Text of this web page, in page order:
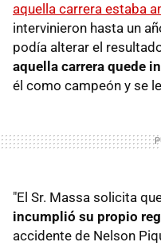
aquella carrera estaba
intervinieron hasta un
podía alterar el
aquella carrera quede
él como campeón y se
"El Sr. Massa solicita
incumplió su propio
accidente de Nelson